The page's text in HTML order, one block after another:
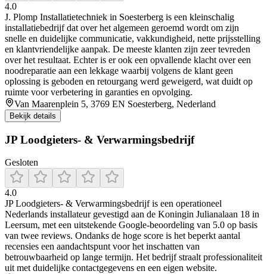
4.0
J. Plomp Installatietechniek in Soesterberg is een kleinschalig
installatiebedrijf dat over het algemeen geroemd wordt om zijn
snelle en duidelijke communicatie, vakkundigheid, nette prijsstelling
en klantvriendelijke aanpak. De meeste klanten zijn zeer tevreden
over het resultaat. Echter is er ook een opvallende klacht over een
noodreparatie aan een lekkage waarbij volgens de klant geen
oplossing is geboden en retourgang werd geweigerd, wat duidt op
ruimte voor verbetering in garanties en opvolging.
Van Maarenplein 5, 3769 EN Soesterberg, Nederland
Bekijk details
JP Loodgieters- & Verwarmingsbedrijf
Gesloten
4.0
JP Loodgieters‑ & Verwarmingsbedrijf is een operationeel
Nederlands installateur gevestigd aan de Koningin Julianalaan 18 in
Leersum, met een uitstekende Google‑beoordeling van 5.0 op basis
van twee reviews. Ondanks de hoge score is het beperkt aantal
recensies een aandachtspunt voor het inschatten van
betrouwbaarheid op lange termijn. Het bedrijf straalt professionaliteit
uit met duidelijke contactgegevens en een eigen website.